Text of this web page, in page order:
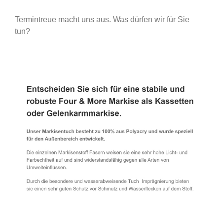
Termintreue macht uns aus. Was dürfen wir für Sie
tun?